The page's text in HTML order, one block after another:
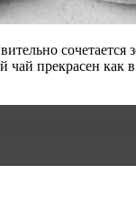
сочетается
чай прекрасен как